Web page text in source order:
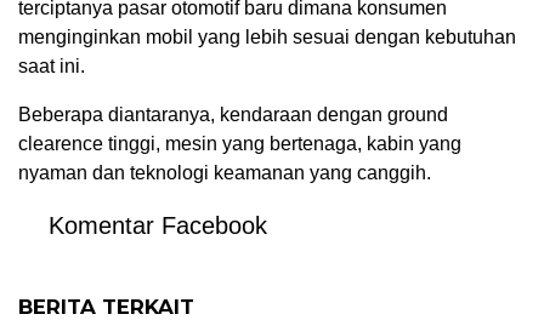
terciptanya pasar otomotif baru dimana konsumen
menginginkan mobil yang lebih sesuai dengan kebutuhan
saat ini.
Beberapa diantaranya, kendaraan dengan ground
clearence tinggi, mesin yang bertenaga, kabin yang
nyaman dan teknologi keamanan yang canggih.
Komentar Facebook
BERITA TERKAIT